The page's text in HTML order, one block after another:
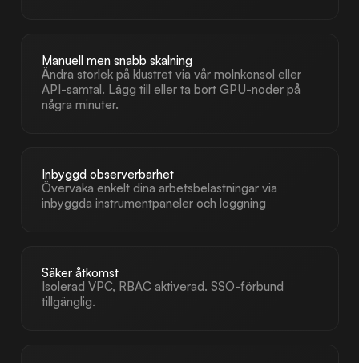
Manuell men snabb skalning
Ändra storlek på klustret via vår molnkonsol eller
API-samtal. Lägg till eller ta bort GPU-noder på
några minuter.
Inbyggd observerbarhet
Övervaka enkelt dina arbetsbelastningar via
inbyggda instrumentpaneler och loggning
Säker åtkomst
Isolerad VPC, RBAC aktiverad. SSO-förbund
tillgänglig.